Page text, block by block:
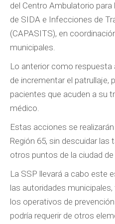
del Centro Ambulatorio
de SIDA e Infecciones de
(CAPASITS), en
municipales.
Lo anterior como respuesta
de incrementar el patrullaje,
pacientes que acuden a su
médico.
Estas acciones se
Región 65, sin descuidar
otros puntos de la ciudad de
La SSP llevará a cabo este
las autoridades
los operativos de
podría requerir de otros